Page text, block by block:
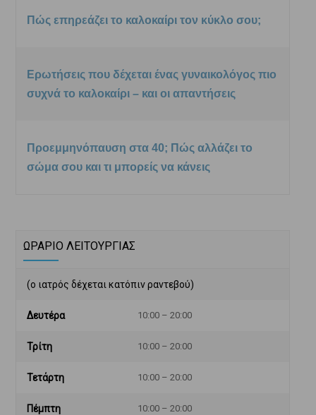
Πώς επηρεάζει το καλοκαίρι τον κύκλο σου;
Ερωτήσεις που δέχεται ένας γυναικολόγος πιο
συχνά το καλοκαίρι – και οι απαντήσεις
Προεμμηνόπαυση στα 40; Πώς αλλάζει το
σώμα σου και τι μπορείς να κάνεις
ΩΡΑΡΙΟ ΛΕΙΤΟΥΡΓΙΑΣ
(ο ιατρός δέχεται κατόπιν ραντεβού)
Δευτέρα 10:00 – 20:00
Τρίτη 10:00 – 20:00
Τετάρτη 10:00 – 20:00
Πέμπτη 10:00 – 20:00